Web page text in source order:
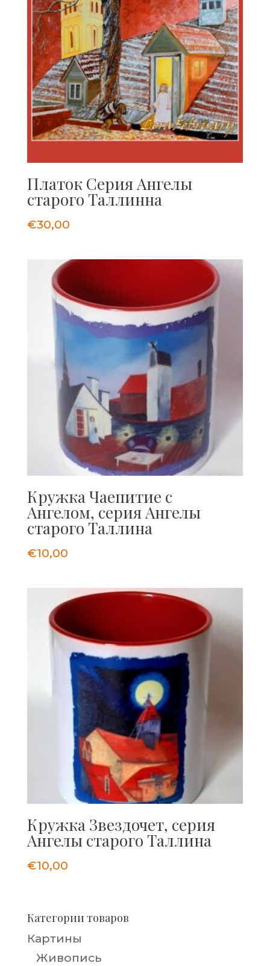
Платок Серия Ангелы
старого Таллинна
€30,00
Кружка Чаепитие с
Ангелом, серия Ангелы
старого Таллина
€10,00
Кружка Звездочет, серия
Ангелы старого Таллина
€10,00
Категории товаров
Картины
Живопись